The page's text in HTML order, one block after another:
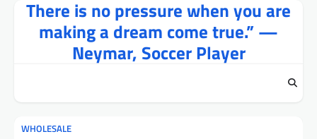
There is no pressure when you are
making a dream come true.” —
Neymar, Soccer Player
WHOLESALE